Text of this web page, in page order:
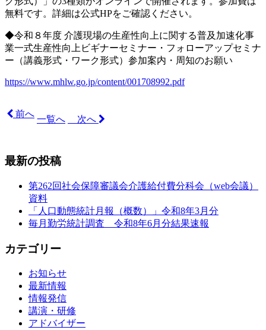
無料です。詳細は公式HPをご確認ください。
◆令和８年度 介護現場の生産性向上に関する普及加速化事
業一式生産性向上ビギナーセミナー・フォローアップセミナ
ー（講義形式・ワーク形式）参加案内・周知のお願い
https://www.mhlw.go.jp/content/001708992.pdf
前へ
一覧へ 次へ
最新の投稿
第262回社会保障審議会介護給付費分科会（web会議）
資料
「人口動態統計月報（概数）」令和8年3月分
毎月勤労統計調査 令和8年6月分結果速報
カテゴリー
お知らせ
最新情報
情報発信
講演・研修
アドバイザー